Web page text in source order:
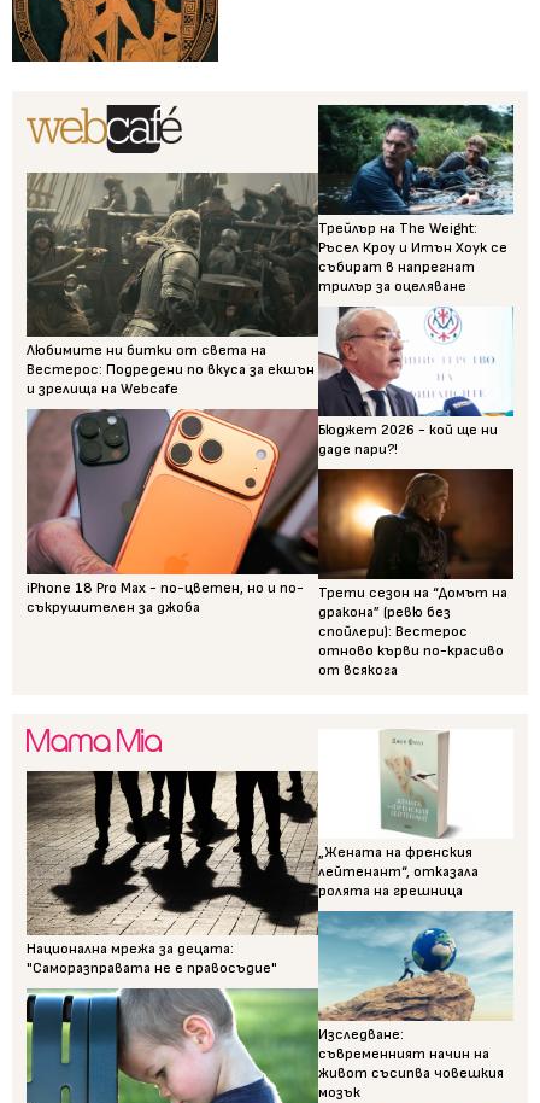
Любимите ни битки от света на
Вестерос: Подредени по вкуса за екшън
и зрелища на Webcafe
iPhone 18 Pro Max - по-цветен, но и по-
съкрушителен за джоба
Трейлър на The Weight:
Ръсел Кроу и Итън Хоук се
събират в напрегнат
трилър за оцеляване
Бюджет 2026 - кой ще ни
даде пари?!
Трети сезон на “Домът на
дракона” (ревю без
спойлери): Вестерос
отново кърви по-красиво
от всякога
Национална мрежа за децата:
"Саморазправата не е правосъдие"
„Жената на френския
лейтенант“, отказала
ролята на грешница
Изследване:
съвременният начин на
живот съсипва човешкия
мозък